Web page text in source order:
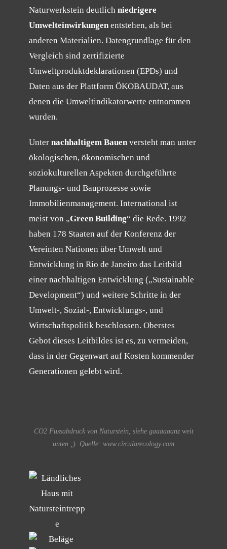
Naturwerkstein deutlichniedrigere
Umwelteinwirkungen entstehen, als bei
anderen Materialien. Datengrundlage für den
Vergleich sind zertifizierte
Umweltproduktdeklarationen (EPDs) und
Daten aus der Plattform ÖKOBAUDAT, aus
denen die Umweltindikatorwerte entnommen
wurden.
Unternachhaltigem Bauen versteht man unter
ökologischen, ökonomischen und
soziokulturellen Aspekten durchgeführte
Planungs- und Bauprozesse sowie
Immobilienmanagement. International ist
meist von „Green Building“ die Rede. 1992
haben 178 Staaten auf der Konferenz der
Vereinten Nationen über Umwelt und
Entwicklung in Rio de Janeiro das Leitbild
einer nachhaltigen Entwicklung („Sustainable
Development“) und weitere Schritte in der
Umwelt-, Sozial-, Entwicklungs-, und
Wirtschaftspolitik beschlossen. Oberstes
Gebot dieses Leitbildes ist es, zu vermeiden,
dass in der Gegenwart auf Kosten kommender
Generationen gelebt wird.
CO2 Fussabdruck von Naturstein, siehe gaaaaaanz weit
unten ;). Quelle: www.circularecology.com